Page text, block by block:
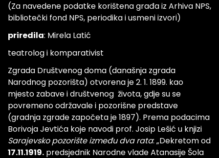
(Za navedene podatke korištena građa iz Arhiva NPS,
bibliotečki fond NPS, periodika i usmeni izvori)
priredila: Mirela Latić
teatrolog i komparativist
Zgrada Društvenog doma (današnja zgrada
Narodnog pozorišta) otvorena je 2. 1. 1899. kao
mjesto zabave i društvenog života, gdje su se
povremeno održavale i pozorišne predstave
(gradnja zgrade započeta je 1897). Prema podacima
Borivoja Jevtića koje navodi prof. Josip Lešić u knjizi
Sarajevsko pozorište između dva rata: „Dekretom od
17.11.1919. predsjednik Narodne vlade Atanasije Šola